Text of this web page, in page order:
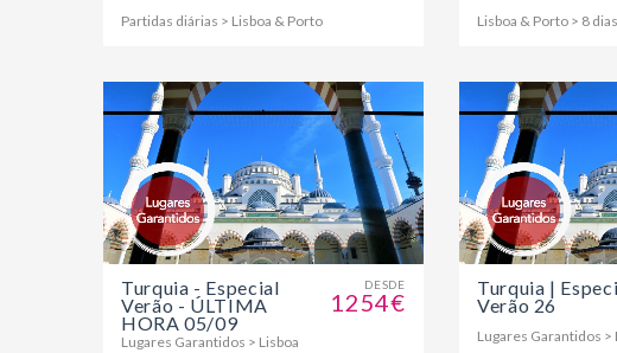
Partidas diárias > Lisboa & Porto Lisboa & Porto > 8 dias
DESDE
1254€
Turquia - Especial
Verão - ÚLTIMA
HORA 05/09
Lugares Garantidos > Lisboa
Turquia |
Verão 26
Lugares Garantidos >